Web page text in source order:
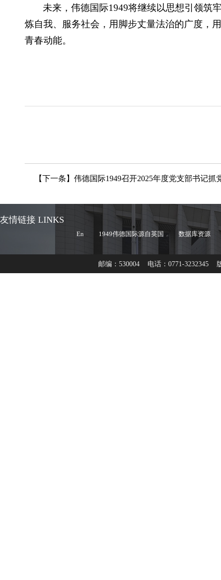
未来，伟德国际1949将继续以思想引领筑
炼自我、服务社会，用脚步丈量法治的广度，
青春动能。
【下一条】 伟德国际1949召开2025年度党支部书记抓
友情链接 LINKS
En 1949伟德国际源自英国 数据库资源
邮编：530004 电话：0771-3232345